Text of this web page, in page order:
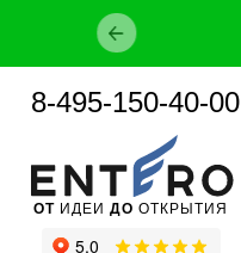
ОТ ИДЕИ ДО ОТКРЫТИЯ
8-495-150-40-00